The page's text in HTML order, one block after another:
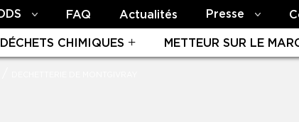
FAQ Actualités Presse
CHIMIQUES METTEUR SUR LE